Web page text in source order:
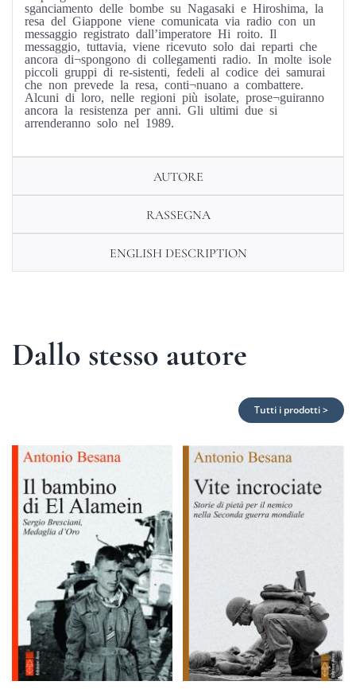
sganciamento delle bombe su Nagasaki e Hiroshima, la
resa del Giappone viene comunicata via radio con un
messaggio registrato dall’imperatore Hi roito. Il
messaggio, tuttavia, viene ricevuto solo dai reparti che
ancora di¬spongono di collegamenti radio. In molte isole
piccoli gruppi di re-sistenti, fedeli al codice dei samurai
che non prevede la resa, conti¬nuano a combattere.
Alcuni di loro, nelle regioni più isolate, prose¬guiranno
ancora la resistenza per anni. Gli ultimi due si
arrenderanno solo nel 1989.
AUTORE
RASSEGNA
ENGLISH DESCRIPTION
Dallo stesso autore
Tutti i prodotti >